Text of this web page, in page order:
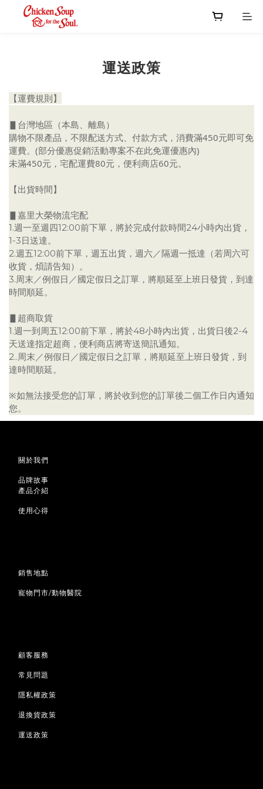
運送政策
【運費規則】
▋台灣地區（本島、離島）
購物不限產品，不限配送方式、付款方式，消費滿450元即可免
運費。(部分優惠促銷活動專案不在此免運優惠內)
未滿450元，宅配運費80元，便利商店60元。
【出貨時間】
▋嘉里大榮物流宅配
1.週一至週四12:00前下單，將於完成付款時間24小時內出貨，
1-3日送達。
2.週五12:00前下單，週五出貨，週六／隔週一抵達（若周六可
收貨，煩請告知）。
3.周末／例假日／國定假日之訂單，將順延至上班日發貨，到達
時間順延。
▋超商取貨
1.週一到周五12:00前下單，將於48小時內出貨，出貨日後2-4
天送達指定超商，便利商店將寄送簡訊通知。
2..周末／例假日／國定假日之訂單，將順延至上班日發貨，到
達時間順延。
※如無法接受您的訂單，將於收到您的訂單後二個工作日內通知
您。
關於我們
品牌故事
產品介紹
使用心得
銷售地點
寵物門市/動物醫院
顧客服務
常見問題
隱私權政策
退換貨政策
運送政策